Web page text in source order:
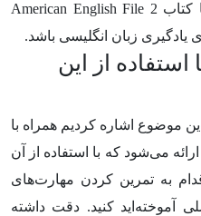
در کنار یکدیگر باعث می‌شوند تا کتاب American English File 2
از این
موضوع اشاره کردیم همراه با
می‌شود که با استفاده از آن
به تمرین کردن مهارت‌های
آموخته‌اید کنید. دقت داشته